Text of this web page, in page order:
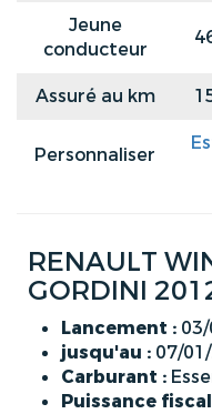
Jeune
conducteur
Assuré au km
Personnaliser
RENAULT
GORDINI
Lancement :
jusqu'au : 07/
Carburant :
Puissance